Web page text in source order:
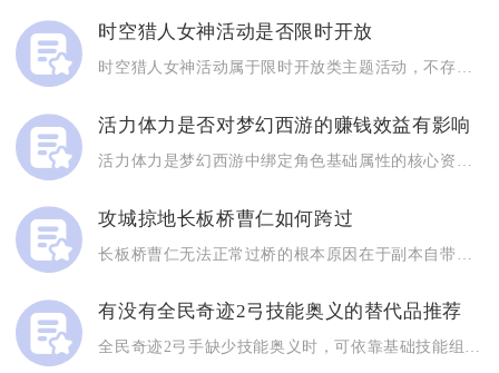
时空猎人女神活动是否限时开放
时空猎人女神活动属于限时开放类主题活动，不存在永久常驻的入口...
活力体力是否对梦幻西游的赚钱效益有影响
攻城掠地长板桥曹仁如何跨过
有没有全民奇迹2弓技能奥义的替代品推荐